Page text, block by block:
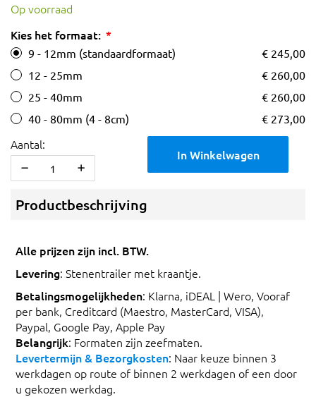
Op voorraad
Kies het formaat:
9 - 12mm (standaardformaat)
€ 245,00
12 - 25mm
€ 260,00
25 - 40mm
€ 260,00
40 - 80mm (4 - 8cm)
€ 273,00
Aantal:
In Winkelwagen
Productbeschrijving
Alle prijzen zijn incl. BTW.
Levering: Stenentrailer met kraantje.
Betalingsmogelijkheden: Klarna, iDEAL | Wero, Vooraf
per bank, Creditcard (Maestro, MasterCard, VISA),
Paypal, Google Pay, Apple Pay
Belangrijk: Formaten zijn zeefmaten.
Levertermijn & Bezorgkosten: Naar keuze binnen 3
werkdagen op route of binnen 2 werkdagen of een door
u gekozen werkdag.